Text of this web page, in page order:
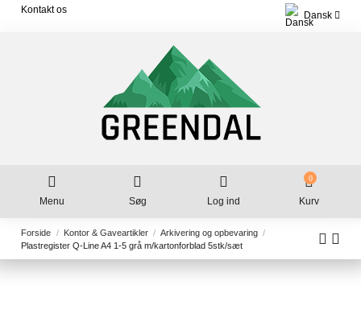
Kontakt os
Dansk
Menu Søg Log ind
0
Kurv
Forside Kontor & Gaveartikler
Arkivering og opbevaring
Plastregister Q-Line A4 1-5 grå m/kartonforblad 5stk/sæt